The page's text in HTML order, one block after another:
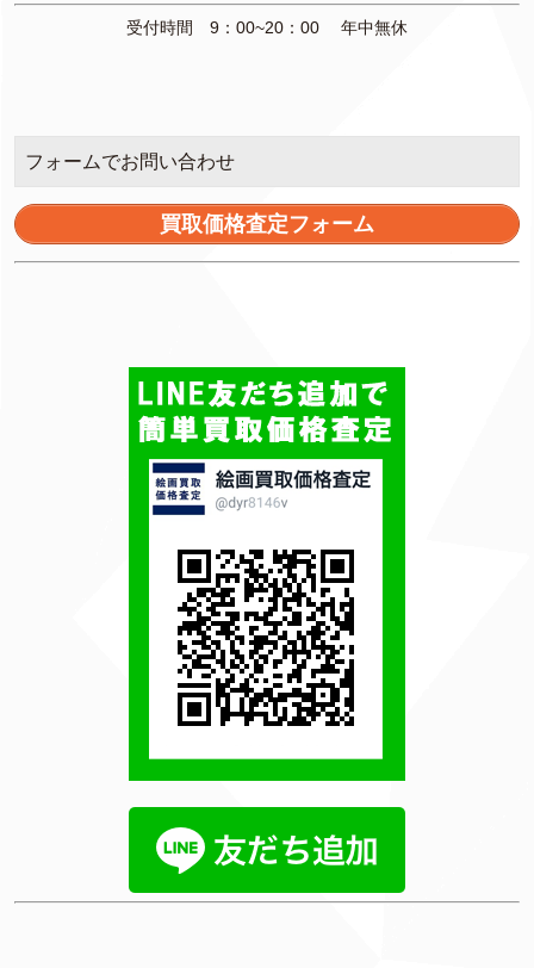
受付時間 9：00~20：00 年中無休
フォームでお問い合わせ
買取価格査定フォーム